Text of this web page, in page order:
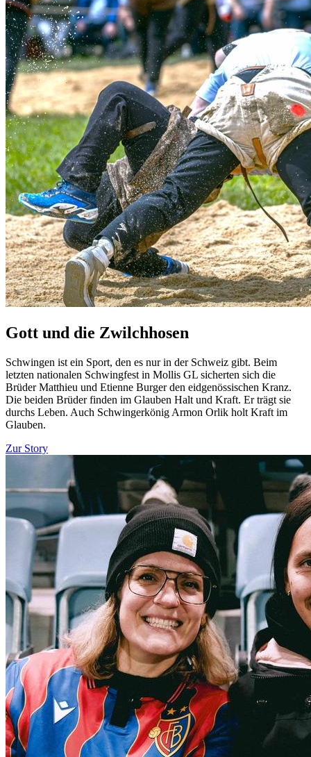
Gott und die Zwilchhosen
Schwingen ist ein Sport, den es nur in der Schweiz gibt. Beim
letzten nationalen Schwingfest in Mollis GL sicherten sich die
Brüder Matthieu und Etienne Burger den eidgenössischen Kranz.
Die beiden Brüder finden im Glauben Halt und Kraft. Er trägt sie
durchs Leben. Auch Schwingerkönig Armon Orlik holt Kraft im
Glauben.
Zur Story